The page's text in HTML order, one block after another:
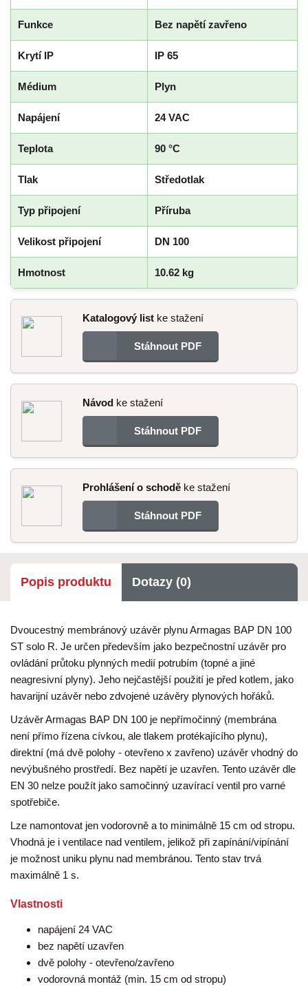
Funkce Bez napětí zavřeno
Krytí IP IP 65
Médium Plyn
Napájení 24 VAC
Teplota 90 °C
Tlak Středotlak
Typ připojení Příruba
Velikost připojení DN 100
Hmotnost 10.62 kg
Katalogový list ke stažení
Stáhnout PDF
Návod ke stažení
Stáhnout PDF
Prohlášení o schodě ke stažení
Stáhnout PDF
Popis produktu Dotazy (0)
Dvoucestný membránový uzávěr plynu Armagas BAP DN 100
ST solo R. Je určen především jako bezpečnostní uzávěr pro
ovládání průtoku plynných medií potrubím (topné a jiné
neagresivní plyny). Jeho nejčastější použití je před kotlem, jako
havarijní uzávěr nebo zdvojené uzávěry plynových hořáků.
Uzávěr Armagas BAP DN 100 je nepřímočinný (membrána
není přímo řízena cívkou, ale tlakem protékajícího plynu),
direktní (má dvě polohy - otevřeno x zavřeno) uzávěr vhodný do
nevýbušného prostředí. Bez napětí je uzavřen. Tento uzávěr dle
EN 30 nelze použít jako samočinný uzavírací ventil pro varné
spotřebiče.
Lze namontovat jen vodorovně a to minimálně 15 cm od stropu.
Vhodná je i ventilace nad ventilem, jelikož při zapínání/vipínání
je možnost uniku plynu nad membránou. Tento stav trvá
maximálně 1 s.
Vlastnosti
napájení 24 VAC
bez napětí uzavřen
dvě polohy - otevřeno/zavřeno
vodorovná montáž (min. 15 cm od stropu)